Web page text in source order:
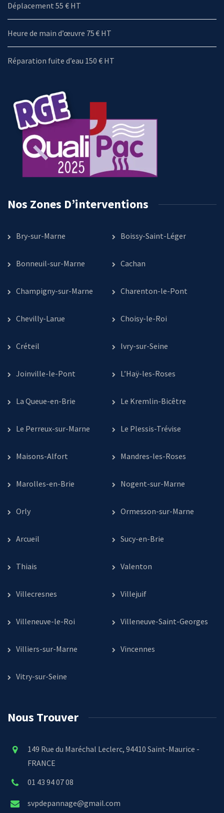
Déplacement 55 € HT
Heure de main d’œuvre 75 € HT
Réparation fuite d’eau 150 € HT
Nos Zones D’interventions
Bry-sur-Marne Boissy-Saint-Léger
Bonneuil-sur-Marne Cachan
Champigny-sur-Marne Charenton-le-Pont
Chevilly-Larue Choisy-le-Roi
Créteil Ivry-sur-Seine
Joinville-le-Pont L’Haÿ-les-Roses
La Queue-en-Brie Le Kremlin-Bicêtre
Le Perreux-sur-Marne Le Plessis-Trévise
Maisons-Alfort Mandres-les-Roses
Marolles-en-Brie Nogent-sur-Marne
Orly Ormesson-sur-Marne
Arcueil Sucy-en-Brie
Thiais Valenton
Villecresnes Villejuif
Villeneuve-le-Roi Villeneuve-Saint-Georges
Villiers-sur-Marne Vincennes
Vitry-sur-Seine
Nous Trouver
149 Rue du Maréchal Leclerc, 94410 Saint-Maurice -
FRANCE
01 43 94 07 08
svpdepannage@gmail.com